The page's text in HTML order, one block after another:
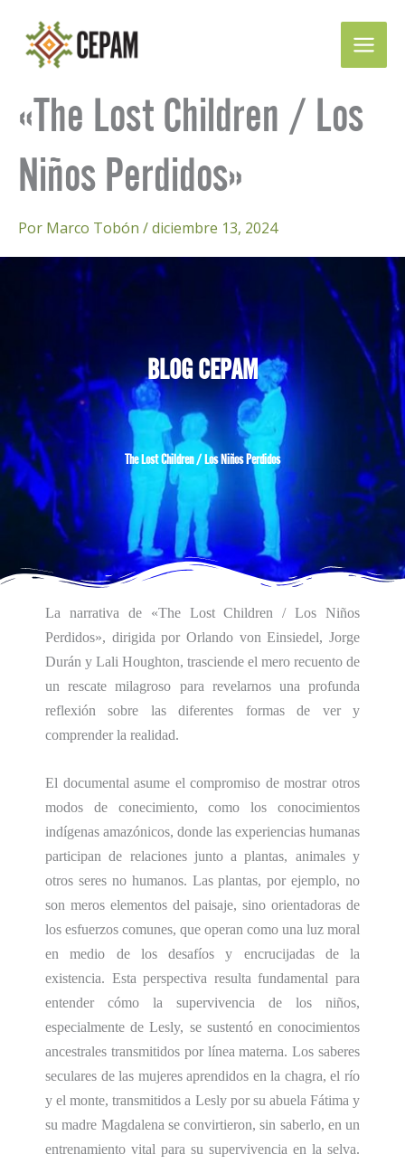
contenido
«The Lost Children / Los
Niños Perdidos»
Por Marco Tobón /diciembre 13, 2024
BLOG CEPAM
The Lost Children / Los Niños Perdidos
La narrativa de «The Lost Children / Los Niños
Perdidos», dirigida por Orlando von Einsiedel, Jorge
Durán y Lali Houghton, trasciende el mero recuento de
un rescate milagroso para revelarnos una profunda
reflexión sobre las diferentes formas de ver y
comprender la realidad.
El documental asume el compromiso de mostrar otros
modos de conecimiento, como los conocimientos
indígenas amazónicos, donde las experiencias humanas
participan de relaciones junto a plantas, animales y
otros seres no humanos. Las plantas, por ejemplo, no
son meros elementos del paisaje, sino orientadoras de
los esfuerzos comunes, que operan como una luz moral
en medio de los desafíos y encrucijadas de la
existencia. Esta perspectiva resulta fundamental para
entender cómo la supervivencia de los niños,
especialmente de Lesly, se sustentó en conocimientos
ancestrales transmitidos por línea materna. Los saberes
seculares de las mujeres aprendidos en la chagra, el río
y el monte, transmitidos a Lesly por su abuela Fátima y
su madre Magdalena se convirtieron, sin saberlo, en un
entrenamiento vital para su supervivencia en la selva.